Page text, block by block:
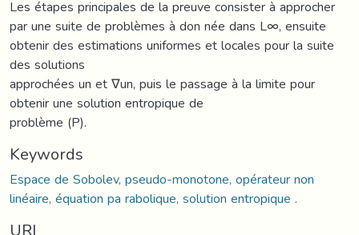
Les étapes principales de la preuve consister à approcher
par une suite de problèmes à don née dans L∞, ensuite
obtenir des estimations uniformes et locales pour la suite
des solutions
approchées un et ∇un, puis le passage à la limite pour
obtenir une solution entropique de
problème (P).
Keywords
Espace de Sobolev, pseudo-monotone, opérateur non
linéaire, équation pa rabolique, solution entropique .